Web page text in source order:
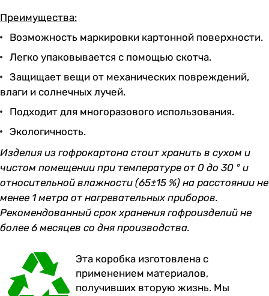
Преимущества:
Возможность маркировки картонной поверхности.
Легко упаковывается с помощью скотча.
Защищает вещи от механических повреждений,
влаги и солнечных лучей.
Подходит для многоразового использования.
Экологичность.
Изделия из гофрокартона стоит хранить в сухом и
чистом помещении при температуре от 0 до 30 ° и
относительной влажности (65±15 %) на расстоянии не
менее 1 метра от нагревательных приборов.
Рекомендованный срок хранения гофроизделий не
более 6 месяцев со дня производства.
Эта коробка изготовлена с
применением материалов,
получивших вторую жизнь. Мы